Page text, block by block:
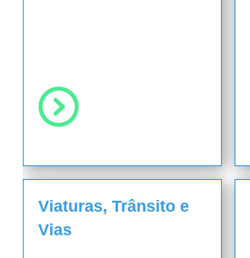
Viaturas, Trânsito e
Vias